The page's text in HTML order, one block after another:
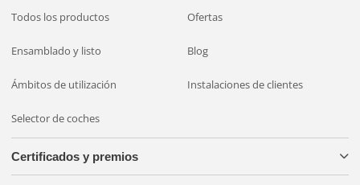
Todos los productos Ofertas
Ensamblado y listo Blog
Ámbitos de utilización Instalaciones de clientes
Selector de coches
Certificados y premios